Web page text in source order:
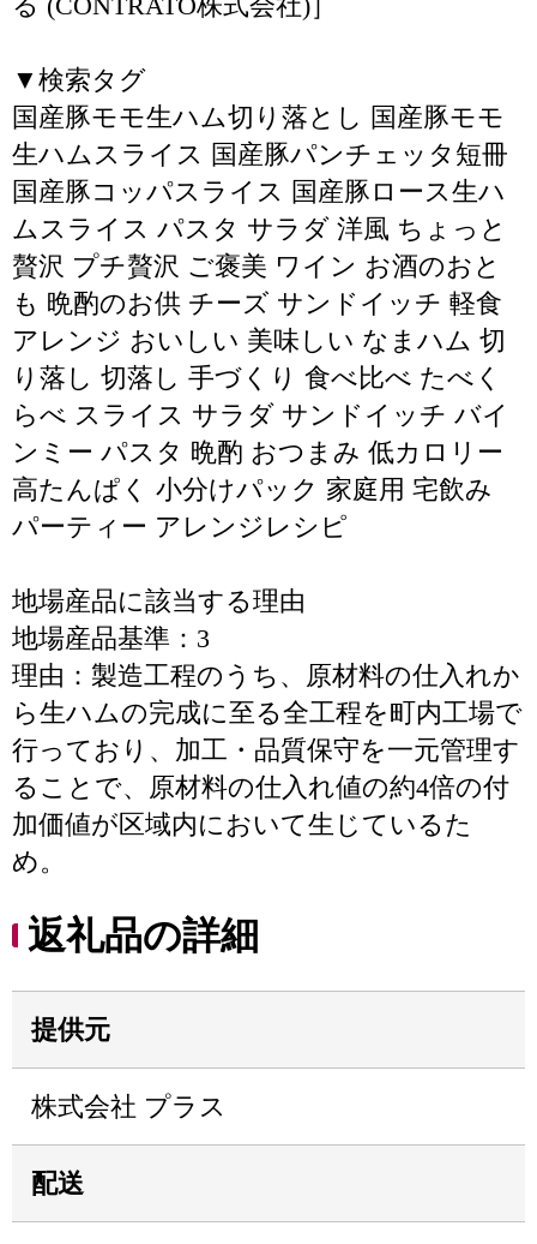
▼検索タグ
国産豚モモ生ハム切り落とし 国産豚モモ
生ハムスライス 国産豚パンチェッタ短冊
国産豚コッパスライス 国産豚ロース生ハ
ムスライス パスタ サラダ 洋風 ちょっと
贅沢 プチ贅沢 ご褒美 ワイン お酒のおと
も 晩酌のお供 チーズ サンドイッチ 軽食
アレンジ おいしい 美味しい なまハム 切
り落し 切落し 手づくり 食べ比べ たべく
らべ スライス サラダ サンドイッチ バイ
ンミー パスタ 晩酌 おつまみ 低カロリー
高たんぱく 小分けパック 家庭用 宅飲み
パーティー アレンジレシピ
地場産品に該当する理由
地場産品基準：3
理由：製造工程のうち、原材料の仕入れか
ら生ハムの完成に至る全工程を町内工場で
行っており、加工・品質保守を一元管理す
ることで、原材料の仕入れ値の約4倍の付
加価値が区域内において生じているた
め。
返礼品の詳細
提供元
株式会社 プラス
配送